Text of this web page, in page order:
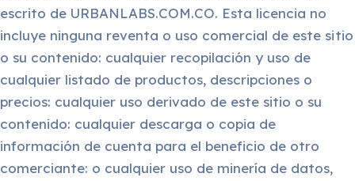
escrito de URBANLABS.COM.CO. Esta licencia no
incluye ninguna reventa o uso comercial de este sitio
o su contenido: cualquier recopilación y uso de
cualquier listado de productos, descripciones o
precios: cualquier uso derivado de este sitio o su
contenido: cualquier descarga o copia de
información de cuenta para el beneficio de otro
comerciante: o cualquier uso de minería de datos,